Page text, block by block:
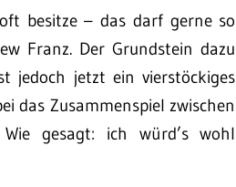
besitze – das darf gerne so
Franz. Der Grundstein dazu
jedoch jetzt ein vierstöckiges
das Zusammenspiel zwischen
gesagt: ich würd’s wohl